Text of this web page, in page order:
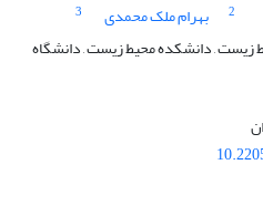
2 بهرام ملک محمدی
3
زیست , دانشکده محیط زیست , دانشگاه